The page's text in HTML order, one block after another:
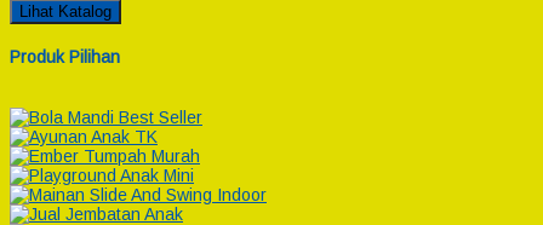
Lihat Katalog
Produk Pilihan